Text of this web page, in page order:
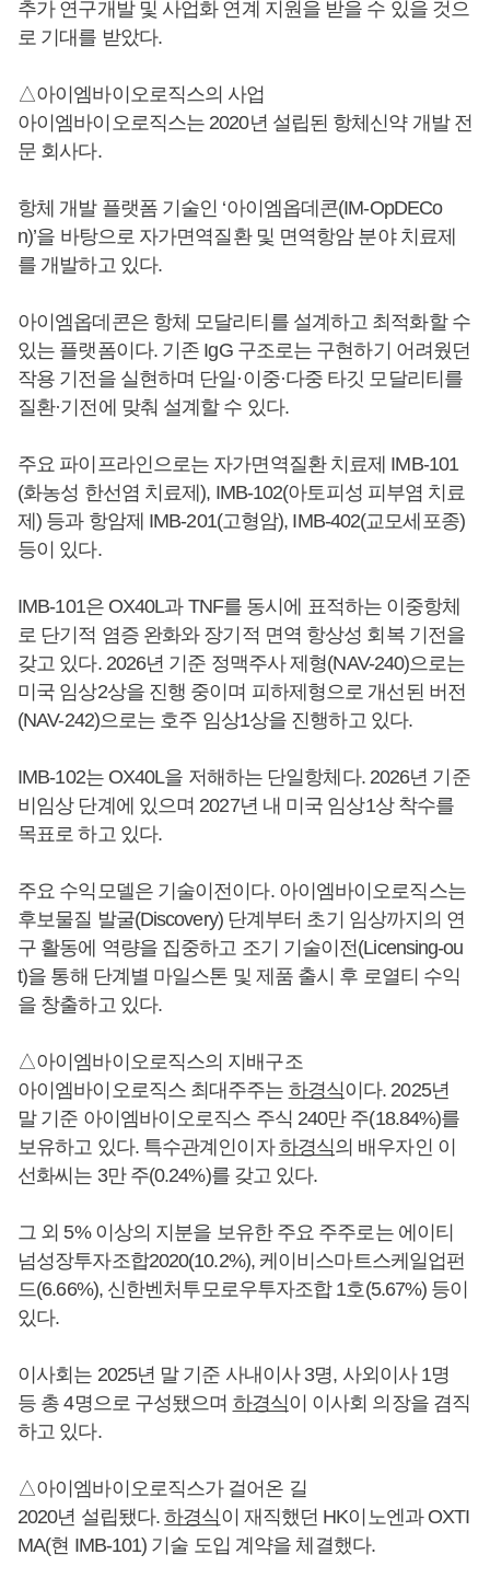
추가 연구개발 및 사업화 연계 지원을 받을 수 있을 것으
로 기대를 받았다.
△아이엠바이오로직스의 사업
아이엠바이오로직스는 2020년 설립된 항체신약 개발 전
문 회사다.
항체 개발 플랫폼 기술인 ‘아이엠옵데콘(IM-OpDECo
n)’을 바탕으로 자가면역질환 및 면역항암 분야 치료제
를 개발하고 있다.
아이엠옵데콘은 항체 모달리티를 설계하고 최적화할 수
있는 플랫폼이다. 기존 IgG 구조로는 구현하기 어려웠던
작용 기전을 실현하며 단일·이중·다중 타깃 모달리티를
질환·기전에 맞춰 설계할 수 있다.
주요 파이프라인으로는 자가면역질환 치료제 IMB-101
(화농성 한선염 치료제), IMB-102(아토피성 피부염 치료
제) 등과 항암제 IMB-201(고형암), IMB-402(교모세포종)
등이 있다.
IMB-101은 OX40L과 TNF를 동시에 표적하는 이중항체
로 단기적 염증 완화와 장기적 면역 항상성 회복 기전을
갖고 있다. 2026년 기준 정맥주사 제형(NAV-240)으로는
미국 임상2상을 진행 중이며 피하제형으로 개선된 버전
(NAV-242)으로는 호주 임상1상을 진행하고 있다.
IMB-102는 OX40L을 저해하는 단일항체다. 2026년 기준
비임상 단계에 있으며 2027년 내 미국 임상1상 착수를
목표로 하고 있다.
주요 수익모델은 기술이전이다. 아이엠바이오로직스는
후보물질 발굴(Discovery) 단계부터 초기 임상까지의 연
구 활동에 역량을 집중하고 조기 기술이전(Licensing-ou
t)을 통해 단계별 마일스톤 및 제품 출시 후 로열티 수익
을 창출하고 있다.
△아이엠바이오로직스의 지배구조
아이엠바이오로직스 최대주주는 하경식이다. 2025년
말 기준 아이엠바이오로직스 주식 240만 주(18.84%)를
보유하고 있다. 특수관계인이자하경식의 배우자인 이
선화씨는 3만 주(0.24%)를 갖고 있다.
그 외 5% 이상의 지분을 보유한 주요 주주로는 에이티
넘성장투자조합2020(10.2%), 케이비스마트스케일업펀
드(6.66%), 신한벤처투모로우투자조합 1호(5.67%) 등이
있다.
이사회는 2025년 말 기준 사내이사 3명, 사외이사 1명
등 총 4명으로 구성됐으며 하경식이 이사회 의장을 겸직
하고 있다.
△아이엠바이오로직스가 걸어온 길
2020년 설립됐다.하경식이 재직했던 HK이노엔과 OXTI
MA(현 IMB-101) 기술 도입 계약을 체결했다.